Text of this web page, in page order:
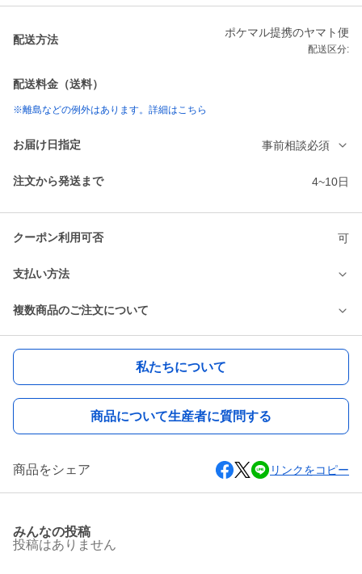
配送方法
ポケマル提携のヤマト便
配送区分:
配送料金（送料）
※離島などの例外はあります。詳細はこちら
お届け日指定 事前相談必須
注文から発送まで 4~10日
クーポン利用可否 可
支払い方法
複数商品のご注文について
私たちについて
商品について生産者に質問する
商品をシェア リンクをコピー
みんなの投稿
投稿はありません